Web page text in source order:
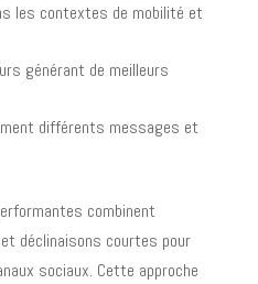
les contextes de mobilité et
générant de meilleurs
différents messages et
combinent
déclinaisons courtes pour
sociaux. Cette approche